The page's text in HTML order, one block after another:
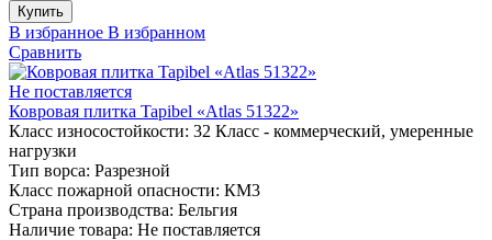
Купить
В избранное В избранном
Сравнить
Не поставляется
Ковровая плитка Tapibel «Atlas 51322»
Класс износостойкости: 32 Класс - коммерческий, умеренные
нагрузки
Тип ворса: Разрезной
Класс пожарной опасности: КМ3
Страна производства: Бельгия
Наличие товара: Не поставляется